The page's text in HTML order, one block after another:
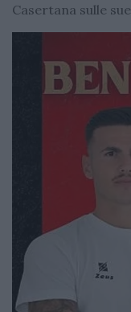
Casertana sulle